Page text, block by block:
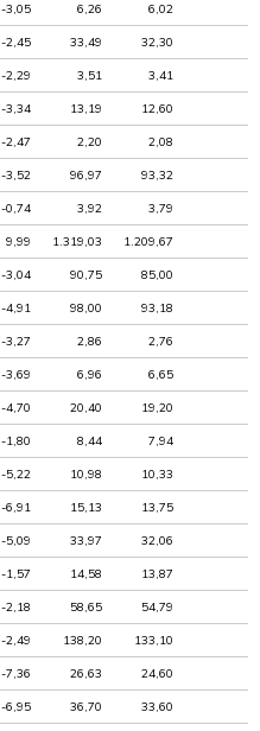
-3,05 6,26 6,02
-2,45 33,49 32,30
-2,29 3,51 3,41
-3,34 13,19 12,60
-2,47 2,20 2,08
-3,52 96,97 93,32
-0,74 3,92 3,79
9,99 1.319,03 1.209,67
-3,04 90,75 85,00
-4,91 98,00 93,18
-3,27 2,86 2,76
-3,69 6,96 6,65
-4,70 20,40 19,20
-1,80 8,44 7,94
-5,22 10,98 10,33
-6,91 15,13 13,75
-5,09 33,97 32,06
-1,57 14,58 13,87
-2,18 58,65 54,79
-2,49 138,20 133,10
-7,36 26,63 24,60
-6,95 36,70 33,60